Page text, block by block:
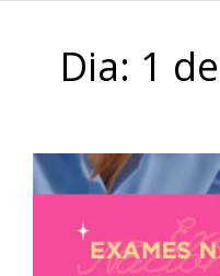
Dia: 1